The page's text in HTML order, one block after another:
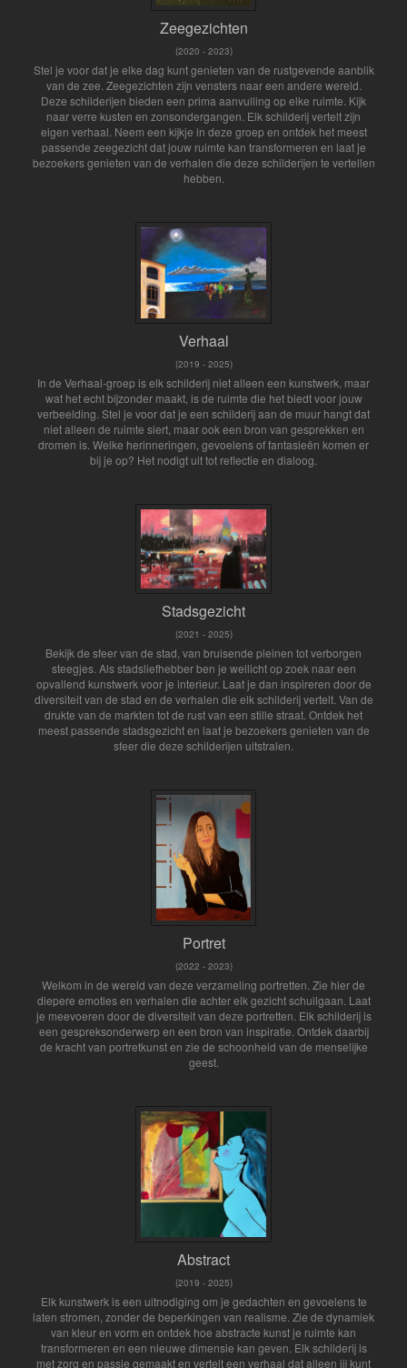
Zeegezichten
(2020 - 2023)
Stel je voor dat je elke dag kunt genieten van de rustgevende aanblik
van de zee. Zeegezichten zijn vensters naar een andere wereld.
Deze schilderijen bieden een prima aanvulling op elke ruimte. Kijk
naar verre kusten en zonsondergangen. Elk schilderij vertelt zijn
eigen verhaal. Neem een kijkje in deze groep en ontdek het meest
passende zeegezicht dat jouw ruimte kan transformeren en laat je
bezoekers genieten van de verhalen die deze schilderijen te vertellen
hebben.
Verhaal
(2019 - 2025)
In de Verhaal-groep is elk schilderij niet alleen een kunstwerk, maar
wat het echt bijzonder maakt, is de ruimte die het biedt voor jouw
verbeelding. Stel je voor dat je een schilderij aan de muur hangt dat
niet alleen de ruimte siert, maar ook een bron van gesprekken en
dromen is. Welke herinneringen, gevoelens of fantasieën komen er
bij je op? Het nodigt uit tot reflectie en dialoog.
Stadsgezicht
(2021 - 2025)
Bekijk de sfeer van de stad, van bruisende pleinen tot verborgen
steegjes. Als stadsliefhebber ben je wellicht op zoek naar een
opvallend kunstwerk voor je interieur. Laat je dan inspireren door de
diversiteit van de stad en de verhalen die elk schilderij vertelt. Van de
drukte van de markten tot de rust van een stille straat. Ontdek het
meest passende stadsgezicht en laat je bezoekers genieten van de
sfeer die deze schilderijen uitstralen.
Portret
(2022 - 2023)
Welkom in de wereld van deze verzameling portretten. Zie hier de
diepere emoties en verhalen die achter elk gezicht schuilgaan. Laat
je meevoeren door de diversiteit van deze portretten. Elk schilderij is
een gespreksonderwerp en een bron van inspiratie. Ontdek daarbij
de kracht van portretkunst en zie de schoonheid van de menselijke
geest.
Abstract
(2019 - 2025)
Elk kunstwerk is een uitnodiging om je gedachten en gevoelens te
laten stromen, zonder de beperkingen van realisme. Zie de dynamiek
van kleur en vorm en ontdek hoe abstracte kunst je ruimte kan
transformeren en een nieuwe dimensie kan geven. Elk schilderij is
met zorg en passie gemaakt en vertelt een verhaal dat alleen jij kunt